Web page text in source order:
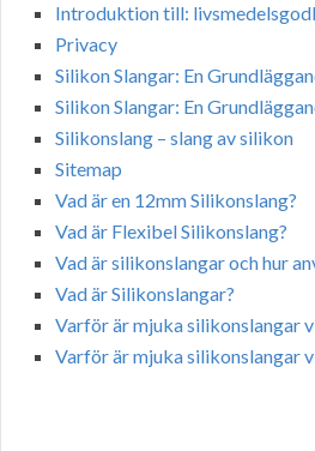
Introduktion till:
Privacy
Silikon Slangar: En
Silikon Slangar: En
Silikonslang – slang av silikon
Sitemap
Vad är en 12mm Silikonslang?
Vad är Flexibel Silikonslang?
Vad är silikonslangar och hur
Vad är Silikonslangar?
Varför är mjuka silikonslangar
Varför är mjuka silikonslangar